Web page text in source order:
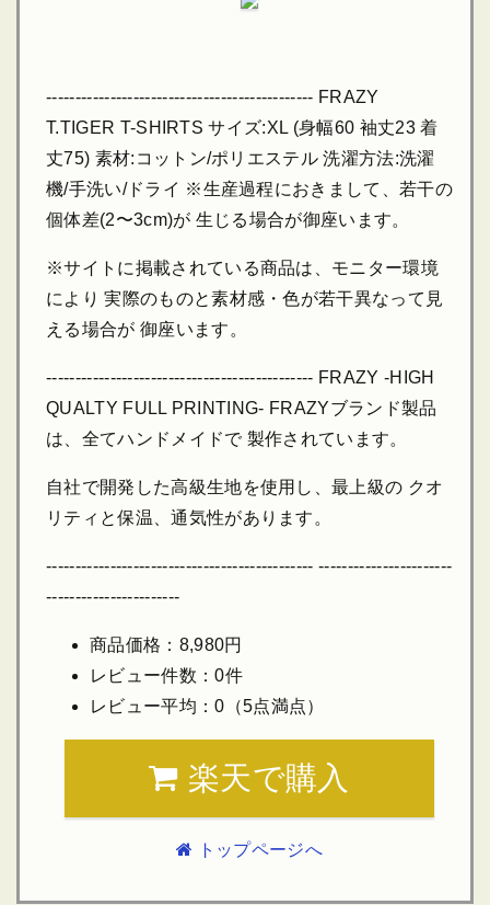
---------------------------------------------- FRAZY
T.TIGER T-SHIRTS サイズ:XL (身幅60 袖丈23 着
丈75) 素材:コットン/ポリエステル 洗濯方法:洗濯
機/手洗い/ドライ ※生産過程におきまして、若干の
個体差(2〜3cm)が 生じる場合が御座います。
※サイトに掲載されている商品は、モニター環境
により 実際のものと素材感・色が若干異なって見
える場合が 御座います。
---------------------------------------------- FRAZY -HIGH
QUALTY FULL PRINTING- FRAZYブランド製品
は、全てハンドメイドで 製作されています。
自社で開発した高級生地を使用し、最上級の クオ
リティと保温、通気性があります。
---------------------------------------------- -----------------------
-----------------------
商品価格：8,980円
レビュー件数：0件
レビュー平均：0（5点満点）
楽天で購入
トップページへ